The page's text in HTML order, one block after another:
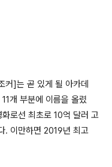
커]는 곧 있게 될 아카데
개 부분에 이름을 올렸
로선 최초로 10억 달러 고
. 이만하면 2019년 최고